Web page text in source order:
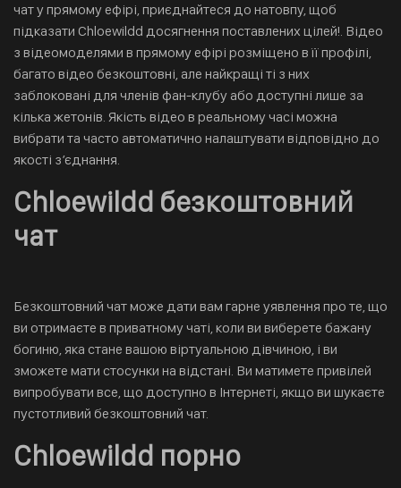
чат у прямому ефірі, приєднайтеся до натовпу, щоб
підказати Chloewildd досягнення поставлених цілей!. Відео
з відеомоделями в прямому ефірі розміщено в її профілі,
багато відео безкоштовні, але найкращі ті з них
заблоковані для членів фан-клубу або доступні лише за
кілька жетонів. Якість відео в реальному часі можна
вибрати та часто автоматично налаштувати відповідно до
якості з’єднання.
Chloewildd безкоштовний
чат
Безкоштовний чат може дати вам гарне уявлення про те, що
ви отримаєте в приватному чаті, коли ви виберете бажану
богиню, яка стане вашою віртуальною дівчиною, і ви
зможете мати стосунки на відстані. Ви матимете привілей
випробувати все, що доступно в Інтернеті, якщо ви шукаєте
пустотливий безкоштовний чат.
Chloewildd порно